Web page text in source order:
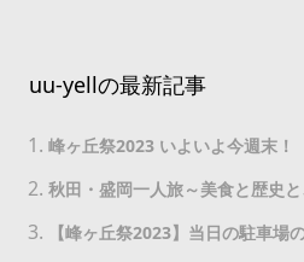
uu-yellの最新記事
峰ヶ丘祭2023 いよいよ今週末！
秋田・盛岡一人旅～美食と歴史
【峰ヶ丘祭2023】当日の駐車場